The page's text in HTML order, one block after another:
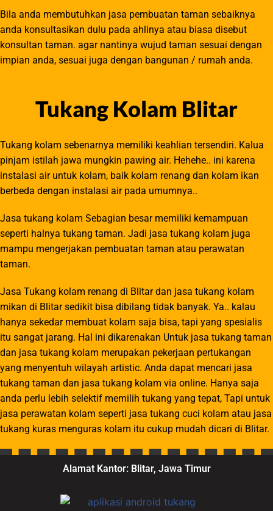
Bila anda membutuhkan jasa pembuatan taman sebaiknya
anda konsultasikan dulu pada ahlinya atau biasa disebut
konsultan taman. agar nantinya wujud taman sesuai dengan
impian anda, sesuai juga dengan bangunan / rumah anda.
Tukang Kolam Blitar
Tukang kolam sebenarnya memiliki keahlian tersendiri. Kalua
pinjam istilah jawa mungkin pawing air. Hehehe.. ini karena
instalasi air untuk kolam, baik kolam renang dan kolam ikan
berbeda dengan instalasi air pada umumnya..
Jasa tukang kolam Sebagian besar memiliki kemampuan
seperti halnya tukang taman. Jadi jasa tukang kolam juga
mampu mengerjakan pembuatan taman atau perawatan
taman.
Jasa Tukang kolam renang di Blitar dan jasa tukang kolam
mikan di Blitar sedikit bisa dibilang tidak banyak. Ya.. kalau
hanya sekedar membuat kolam saja bisa, tapi yang spesialis
itu sangat jarang. Hal ini dikarenakan Untuk jasa tukang taman
dan jasa tukang kolam merupakan pekerjaan pertukangan
yang menyentuh wilayah artistic. Anda dapat mencari jasa
tukang taman dan jasa tukang kolam via online. Hanya saja
anda perlu lebih selektif memilih tukang yang tepat, Tapi untuk
jasa perawatan kolam seperti jasa tukang cuci kolam atau jasa
tukang kuras menguras kolam itu cukup mudah dicari di Blitar.
Alamat Kantor: Blitar, Jawa Timur